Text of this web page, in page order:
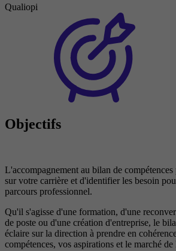
Qualiopi
Objectifs
L'accompagnement au bilan de
sur votre carrière et d'identifier les besoin
parcours professionnel.
Qu'il s'agisse d'une formation, d'une
de poste ou d'une création d'entreprise, le
éclaire sur la direction à prendre en
compétences, vos aspirations et le marché